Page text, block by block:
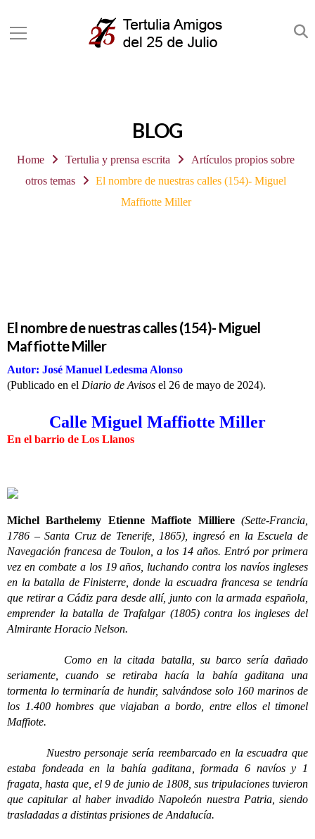
BLOG
Home Tertulia y prensa escrita
Artículos propios sobre
otros temas
El nombre de nuestras calles (154)- Miguel
Maffiotte Miller
El nombre de nuestras calles (154)- Miguel
Maffiotte Miller
Autor: José Manuel Ledesma Alonso
(Publicado en el Diario de Avisos el 26 de mayo de 2024).
Calle Miguel Maffiotte Miller
En el barrio de Los Llanos
Michel Barthelemy Etienne Maffiote Milliere(Sette-Francia,
1786 – Santa Cruz de Tenerife, 1865), ingresó en la Escuela de
Navegación francesa de Toulon, a los 14 años. Entró por primera
vez en combate a los 19 años, luchando contra los navíos ingleses
en la batalla de Finisterre, donde la escuadra francesa se tendría
que retirar a Cádiz para desde allí, junto con la armada española,
emprender la batalla de Trafalgar (1805) contra los ingleses del
Almirante Horacio Nelson.
Como en la citada batalla, su barco sería dañado
seriamente, cuando se retiraba hacía la bahía gaditana una
tormenta lo terminaría de hundir, salvándose solo 160 marinos de
los 1.400 hombres que viajaban a bordo, entre ellos el timonel
Maffiote.
Nuestro personaje sería reembarcado en la escuadra que
estaba fondeada en la bahía gaditana, formada 6 navíos y 1
fragata, hasta que, el 9 de junio de 1808, sus tripulaciones tuvieron
que capitular al haber invadido Napoleón nuestra Patria, siendo
trasladadas a distintas prisiones de Andalucía.